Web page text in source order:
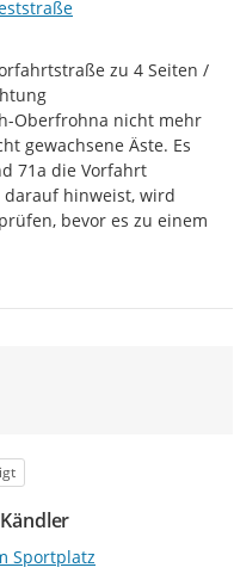
zu 4 Seiten /
Oberfrohna nicht mehr
gewachsene Äste. Es
71a die Vorfahrt
hinweist, wird
bevor es zu einem
Sportplatz